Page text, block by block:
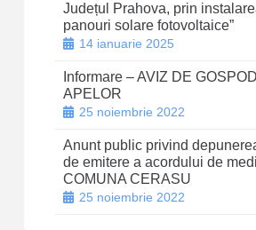
Județul Prahova, prin
panouri solare fotovoltaice”
14 ianuarie 2025
Informare – AVIZ DE
APELOR
25 noiembrie 2022
Anunt public privind
de emitere a acordului de
COMUNA CERASU
25 noiembrie 2022